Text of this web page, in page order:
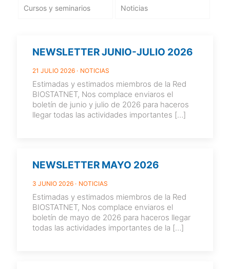
Cursos y seminarios Noticias
NEWSLETTER JUNIO-JULIO 2026
21 JULIO 2026 NOTICIAS
Estimadas y estimados miembros de la Red
BIOSTATNET, Nos complace enviaros el
boletín de junio y julio de 2026 para haceros
llegar todas las actividades importantes […]
NEWSLETTER MAYO 2026
3 JUNIO 2026 NOTICIAS
Estimadas y estimados miembros de la Red
BIOSTATNET, Nos complace enviaros el
boletín de mayo de 2026 para haceros llegar
todas las actividades importantes de la […]